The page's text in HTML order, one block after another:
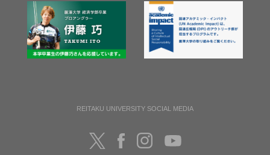
REITAKU UNIVERSITY SOCIAL MEDIA